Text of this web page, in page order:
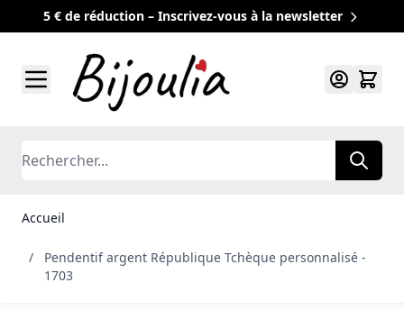
5 € de réduction – Inscrivez-vous à la newsletter
Rechercher
Accueil
/
Pendentif argent République Tchèque personnalisé -
1703